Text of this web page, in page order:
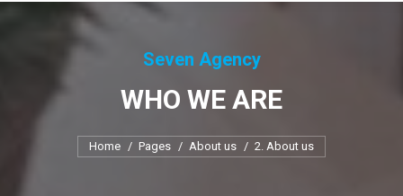
Seven Agency
WHO WE ARE
You are here:
Home Pages About us 2. About us